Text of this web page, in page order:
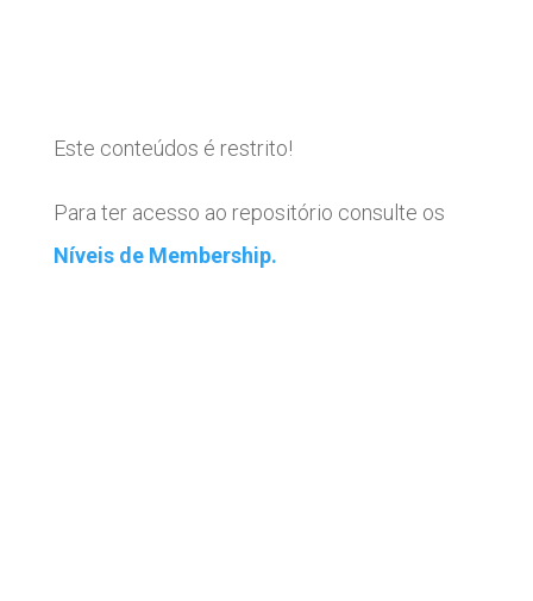
Este conteúdos é restrito!
Para ter acesso ao repositório consulte os
Níveis de Membership.